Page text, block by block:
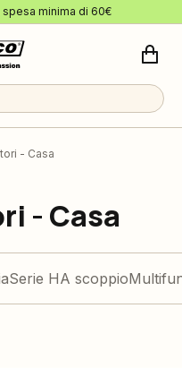
minima di 60€
- Casa
- Casa
Serie HA scoppio